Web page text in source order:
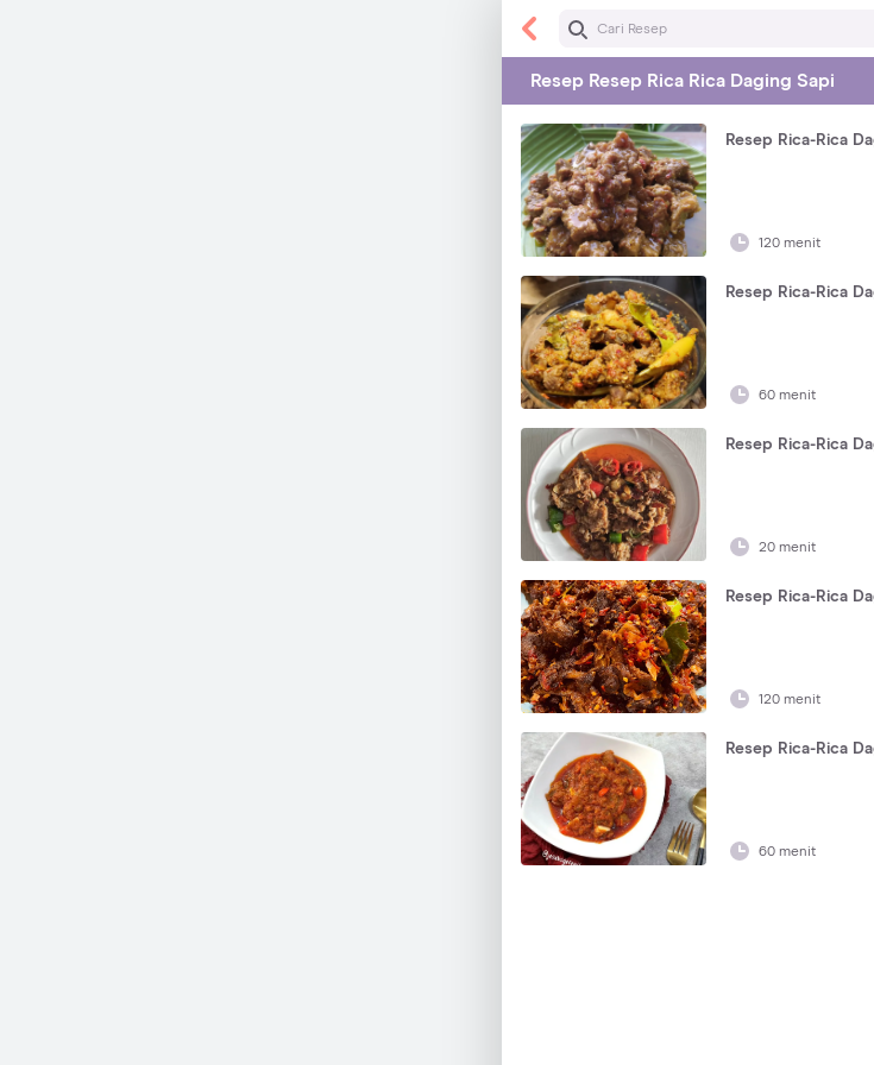
Resep Resep Rica Rica Daging Sapi
Resep Rica-Rica
120 menit
Resep Rica-Rica
60 menit
Resep Rica-Rica
20 menit
Resep Rica-Rica
120 menit
Resep Rica-Rica
60 menit